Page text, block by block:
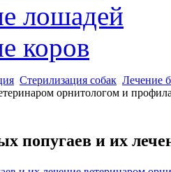
лошадей
коров
Стерилизация собак Лечение
орнитологом и
попугаев и их